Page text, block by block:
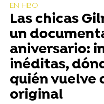
EN HBO
Las chicas
un
aniversario:
inéditas,
quién vuelve
original